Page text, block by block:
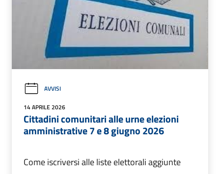
AVVISI
14 APRILE 2026
Cittadini comunitari alle urne elezioni
amministrative 7 e 8 giugno 2026
Come iscriversi alle liste elettorali aggiunte